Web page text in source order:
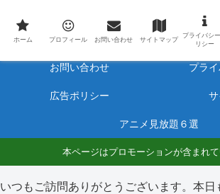
最新アニメのあらすじと感想をネタバレ有りで毎
ホーム
お問い合わせ プラ
広告ポリシー
アニメ見放題６選
本ページはプロモーションが含まれて
いつもご訪問ありがとうございます。本日
ホーム プロフィール お問い合わせ サイトマップ
プライバシ
リシー